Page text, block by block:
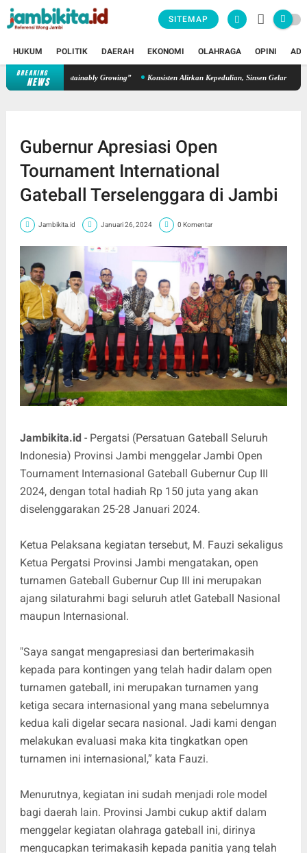
SITEMAP
HUKUM POLITIK DAERAH EKONOMI OLAHRAGA OPINI
BREAKING
NEWS Menapaki Usia 59 Tahun, Sinsen Teguhkan Semangat “Sustainably
Gubernur Apresiasi Open
Tournament International
Gateball Terselenggara di Jambi
Jambikita.id Januari 26, 2024 0 Komentar
Jambikita.id- Pergatsi (Persatuan Gateball Seluruh
Indonesia) Provinsi Jambi menggelar Jambi Open
Tournament Internasional Gateball Gubernur Cup III
2024, dengan total hadiah Rp 150 juta yang akan
diselenggarakan 25-28 Januari 2024.
Ketua Pelaksana kegiatan tersebut, M. Fauzi sekaligus
Ketua Pergatsi Provinsi Jambi mengatakan, open
turnamen Gateball Gubernur Cup III ini merupakan
ajang silaturahmi bagi seluruh atlet Gateball Nasional
maupun Internasional.
"Saya sangat mengapresiasi dan berterimakasih
kepada para kontingen yang telah hadir dalam open
turnamen gateball, ini merupakan turnamen yang
ketiga secara internasional yang mana sebelumnya
kedua kali digelar secara nasional. Jadi kami dengan
melakukan evaluasi maka kita tingkatkan open
turnamen ini internasional,” kata Fauzi.
Menurutnya, kegiatan ini sudah menjadi role model
bagi daerah lain. Provinsi Jambi cukup aktif dalam
menggelar kegiatan olahraga gateball ini, dirinya
mengucapkan terimakasih kepada panitia yang telah